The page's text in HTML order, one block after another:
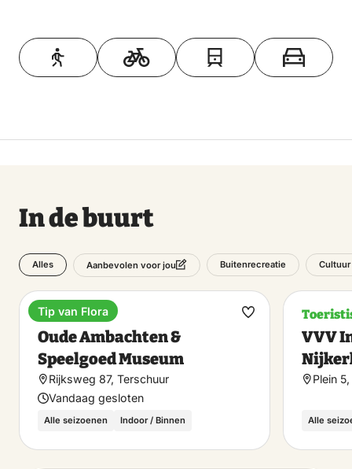
Toon op kaart
In de buurt
Alles Aanbevolen voor jou Buitenrecreatie Cultuur
Museum
Oude Ambachten &
Speelgoed Museum
Rijksweg 87, Terschuur
Vandaag gesloten
Alle seizoenen Indoor / Binnen
Tip van Flora
Maak
VVV
Plein
Alle